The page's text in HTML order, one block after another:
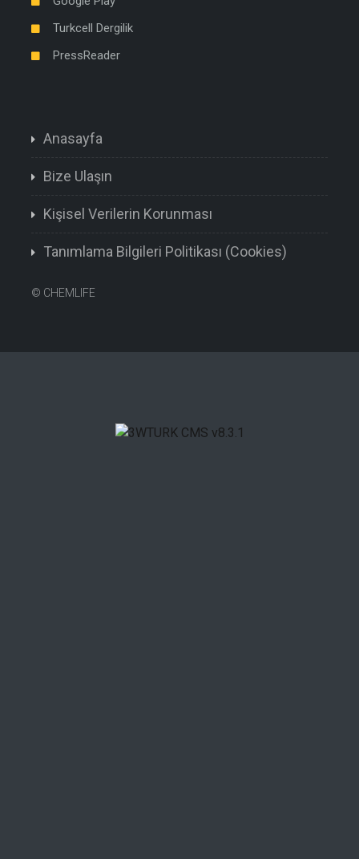
Turkcell Dergilik
PressReader
Anasayfa
Bize Ulaşın
Kişisel Verilerin Korunması
Tanımlama Bilgileri Politikası (Cookies)
© CHEMLIFE